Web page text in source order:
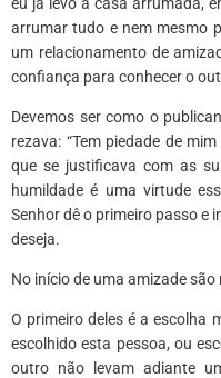
arrumar tudo e nem mesmo
um relacionamento de
confiança para conhecer o
Devemos ser como o
rezava: “Tem piedade de
que se justificava com as
humildade é uma virtude
Senhor dê o primeiro passo e
deseja.
No início de uma amizade
O primeiro deles é a escolha
escolhido esta pessoa, ou
outro não levam adiante